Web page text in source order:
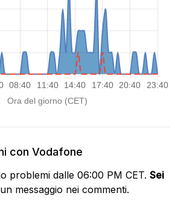
con Vodafone
problemi dalle 06:00 PM CET. Sei
messaggio nei commenti.